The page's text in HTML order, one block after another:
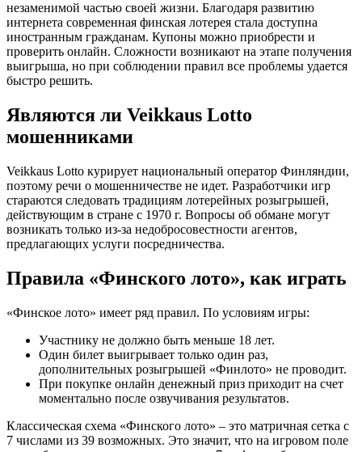
незаменимой частью своей жизни. Благодаря развитию
интернета современная финская лотерея стала доступна
иностранным гражданам. Купоны можно приобрести и
проверить онлайн. Сложности возникают на этапе получения
выигрыша, но при соблюдении правил все проблемы удается
быстро решить.
Являются ли Veikkaus Lotto
мошенниками
Veikkaus Lotto курирует национальный оператор Финляндии,
поэтому речи о мошенничестве не идет. Разработчики игр
стараются следовать традициям лотерейных розыгрышей,
действующим в стране с 1970 г. Вопросы об обмане могут
возникать только из-за недобросовестности агентов,
предлагающих услуги посредничества.
Правила «Финского лото», как играть
«Финское лото» имеет ряд правил. По условиям игры:
Участнику не должно быть меньше 18 лет.
Один билет выигрывает только один раз,
дополнительных розыгрышей «Финлото» не проводит.
При покупке онлайн денежный приз приходит на счет
моментально после озвучивания результатов.
Классическая схема «Финского лото» – это матричная сетка с
7 числами из 39 возможных. Это значит, что на игровом поле